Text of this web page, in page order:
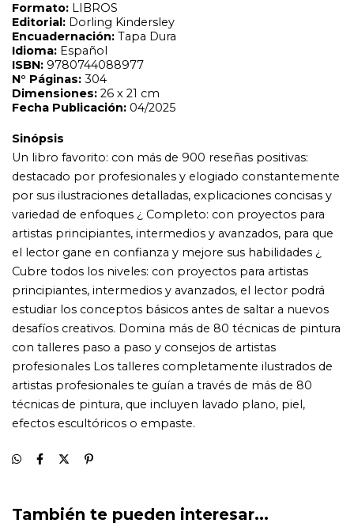
artistas principiantes, intermedios y avanzados, para que
el lector gane en confianza y mejore sus habilidades ¿
Cubre todos los niveles: con proyectos para artistas
principiantes, intermedios y avanzados, el lector podrá
estudiar los conceptos básicos antes de saltar a nuevos
desafíos creativos. Domina más de 80 técnicas de pintura
con talleres paso a paso y consejos de artistas
artistas profesionales te guían a través de más de 80
técnicas de pintura, que incluyen lavado plano, piel,
efectos escultóricos o empaste.
También te pueden interesar...